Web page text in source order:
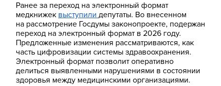
Ранее за переход на электронный формат
медкнижек выступили депутаты. Во внесенном
на рассмотрение Госдумы законопроекте, подержан
переход на электронный формат в 2026 году.
Предложенные изменения рассматриваются, как
часть цифровизации системы здравоохранения.
Электронный формат позволит оперативно
делиться выявленными нарушениями в состоянии
здоровья между медицинскими организациями.